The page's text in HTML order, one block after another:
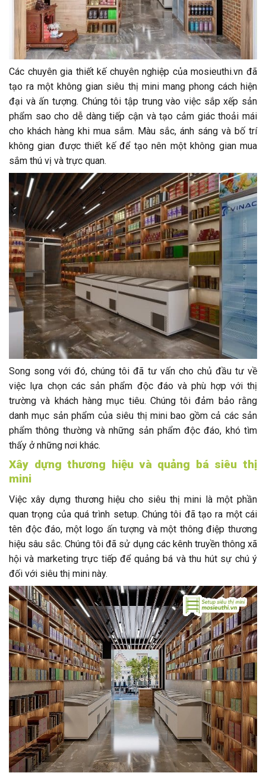
Các chuyên gia thiết kế chuyên nghiệp của mosieuthi.vn đã
tạo ra một không gian siêu thị mini mang phong cách hiện
đại và ấn tượng. Chúng tôi tập trung vào việc sắp xếp sản
phẩm sao cho dễ dàng tiếp cận và tạo cảm giác thoải mái
cho khách hàng khi mua sắm. Màu sắc, ánh sáng và bố trí
không gian được thiết kế để tạo nên một không gian mua
sắm thú vị và trực quan.
Song song với đó, chúng tôi đã tư vấn cho chủ đầu tư về
việc lựa chọn các sản phẩm độc đáo và phù hợp với thị
trường và khách hàng mục tiêu. Chúng tôi đảm bảo rằng
danh mục sản phẩm của siêu thị mini bao gồm cả các sản
phẩm thông thường và những sản phẩm độc đáo, khó tìm
thấy ở những nơi khác.
Xây dựng thương hiệu và quảng bá siêu thị
mini
Việc xây dựng thương hiệu cho siêu thị mini là một phần
quan trọng của quá trình setup. Chúng tôi đã tạo ra một cái
tên độc đáo, một logo ấn tượng và một thông điệp thương
hiệu sâu sắc. Chúng tôi đã sử dụng các kênh truyền thông xã
hội và marketing trực tiếp để quảng bá và thu hút sự chú ý
đối với siêu thị mini này.